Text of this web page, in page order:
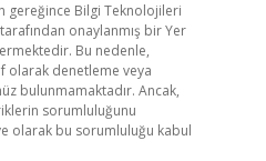
gereğince Bilgi Teknolojileri
onaylanmış bir Yer
Bu nedenle,
olarak denetleme veya
bulunmamaktadır. Ancak,
sorumluluğunu
olarak bu sorumluluğu kabul